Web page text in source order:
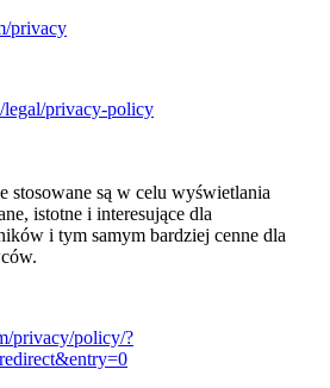
privacy
privacy-policy
są w celu wyświetlania
istotne i interesujące dla
i tym samym bardziej cenne dla
privacy/policy/?